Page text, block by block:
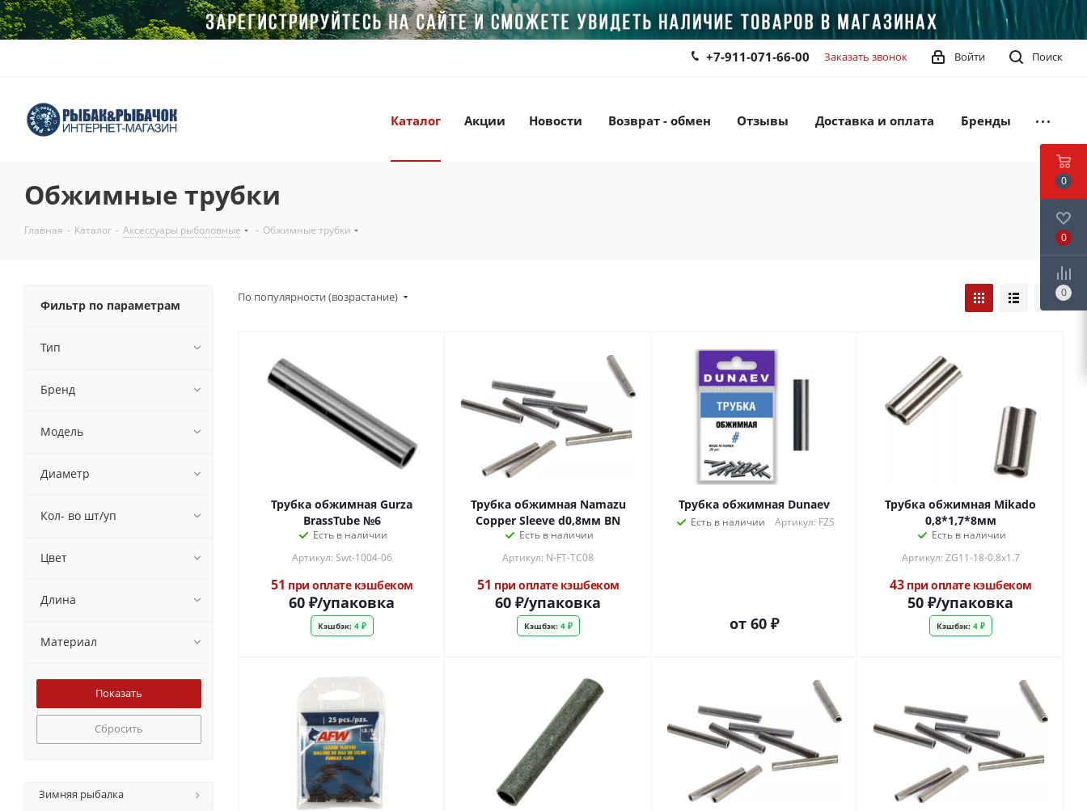
Поиск
Войти
+7-911-071-66-00 Заказать звонок
Каталог Акции Новости Возврат - обмен Отзывы Доставка и оплата Бренды
Обжимные трубки
Главная - Каталог - Аксессуары рыболовные - Обжимные трубки
По популярности (возрастание)
Трубка обжимная Gurza
BrassTube №6
Есть в наличии
Артикул: Swt-1004-06
51 при оплате кэшбеком
60 ₽/упаковка
Кэшбэк:4 ₽
Трубка обжимная Namazu
Copper Sleeve d0,8мм BN
Есть в наличии
Артикул: N-FT-TC08
51 при оплате кэшбеком
60 ₽/упаковка
Кэшбэк:4 ₽
Трубка обжимная Dunaev
Есть в наличии Артикул: FZS
от 60 ₽
Трубка обжимная Mikado
0,8*1,7*8мм
Есть в наличии
Артикул: ZG11-18-0.8x1.7
43при оплате кэшбеком
50 ₽/упаковка
Кэшбэк:4 ₽
Фильтр по параметрам
Тип
Бренд
Модель
Диаметр
Кол- во шт/уп
Цвет
Длина
Материал
Сбросить
Зимняя рыбалка
0
0
0